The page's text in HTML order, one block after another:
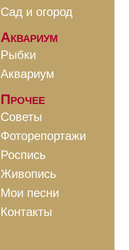
Сад и огород
Аквариум
Рыбки
Аквариум
Прочее
Советы
Фоторепортажи
Роспись
Живопись
Мои песни
Контакты